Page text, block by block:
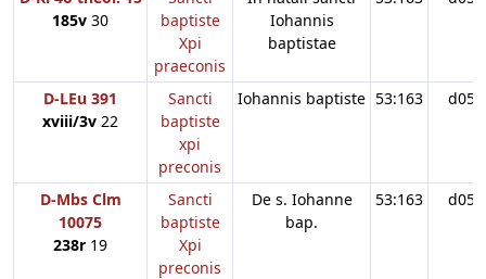
185v 30
baptiste
Xpi
praeconis
Iohannis
baptistae
D-LEu 391
xviii/3v 22
Sancti
baptiste
xpi
preconis
Iohannis baptiste 53:163 d05
D-Mbs Clm
10075
238r 19
Sancti
baptiste
Xpi
preconis
De s. Iohanne
bap.
53:163 d05